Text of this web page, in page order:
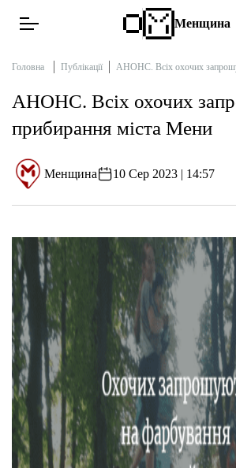
Новини
Інтерв’ю
Публікації
Про нас
Бюджет
Тендери
Довідник
Менщина
Головна Публікації АНОНС. Всіх охочих
АНОНС. Всіх охочих
прибирання міста Мени
Менщина 10 Сер 2023 | 14:57